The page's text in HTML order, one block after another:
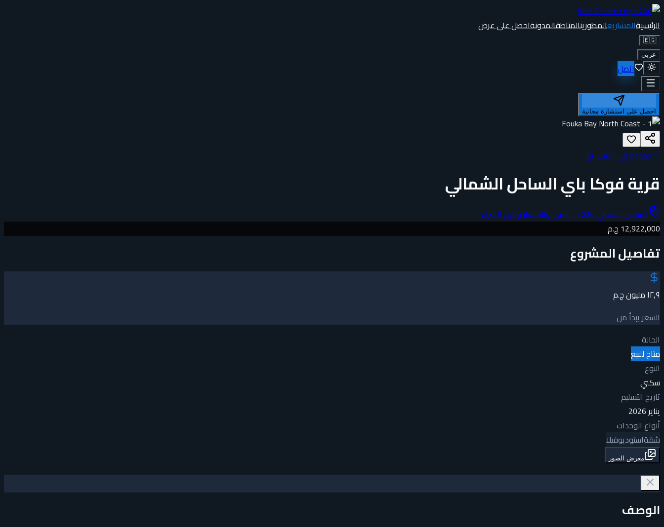
الرئيسيةالمشاريعالمطورينالمناطقالمدونةاحصل على عرض
🇪🇬
عربي
اتصل
احصل على استشارة مجانية
العودة إلى المشاريع
قرية فوكا باي الساحل الشمالي
الساحل الشمالي 2026 | القرى والأسعار ودليل الشراء
12,922,000 ج.م
تفاصيل المشروع
١٢٫٩ مليون ج.م
السعر يبدأ من
الحالة
متاح للبيع
النوع
سكني
تاريخ التسليم
يناير 2026
أنواع الوحدات
شقةاستوديوفيلا
معرض الصور
الوصف